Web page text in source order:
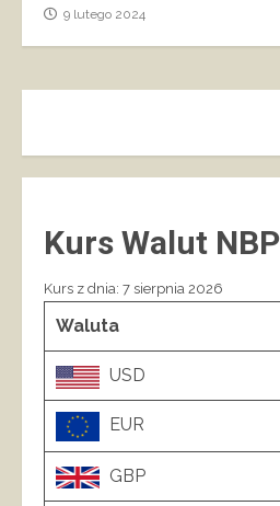
9 lutego 2024
Kurs Walut NBP
Kurs z dnia: 7 sierpnia 2026
Waluta
USD
EUR
GBP